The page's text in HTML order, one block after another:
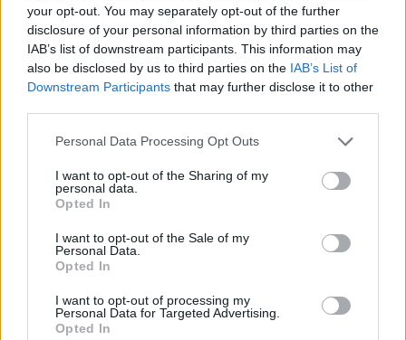
your opt-out. You may separately opt-out of the further
disclosure of your personal information by third parties on the
IAB’s list of downstream participants. This information may
also be disclosed by us to third parties on the IAB’s List of
Downstream Participants that may further disclose it to other
Personal Data Processing Opt Outs
I want to opt-out of the Sharing of my
personal data.
Opted In
I want to opt-out of the Sale of my
Personal Data.
Opted In
I want to opt-out of processing my
Personal Data for Targeted Advertising.
Opted In
Τρόπος Ζωής
Η πιο σπάνια ανθρώπινη τέχνη σήμερα είναι
να ακούς
27.07.26